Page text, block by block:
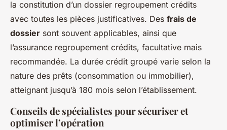
la constitution d’un dossier regroupement crédits
avec toutes les pièces justificatives. Des frais de
dossier sont souvent applicables, ainsi que
l’assurance regroupement crédits, facultative mais
recommandée. La durée crédit groupé varie selon la
nature des prêts (consommation ou immobilier),
atteignant jusqu’à 180 mois selon l’établissement.
Conseils de spécialistes pour sécuriser et
optimiser l’opération